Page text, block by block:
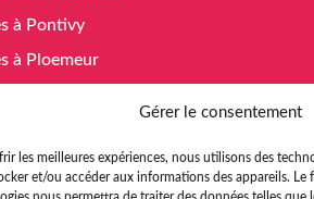
Gérer le consentement
les meilleures expériences, nous utilisons des
et/ou accéder aux informations des appareils. Le
à Pontivy
à Ploemeur
à Guidel
Pontivy
à Ploemeur